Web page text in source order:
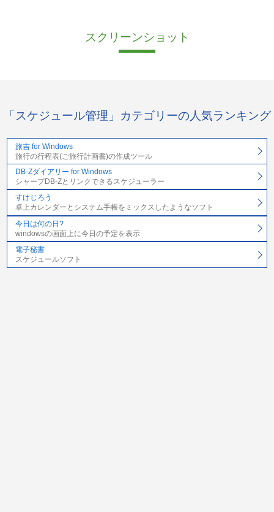
スクリーンショット
「スケジュール管理」カテゴリーの人気ランキング
旅吉 for Windows
旅行の行程表(ご旅行計画書)の作成ツール
DB-Zダイアリー for Windows
シャープDB-Zとリンクできるスケジューラー
すけじろう
卓上カレンダーとシステム手帳をミックスしたようなソフト
今日は何の日?
windowsの画面上に今日の予定を表示
電子秘書
スケジュールソフト